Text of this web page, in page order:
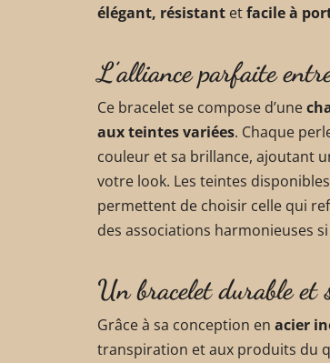
élégant, résistant etfacile à
L’alliance parfaite
Ce bracelet se compose d’une
aux teintes variées. Chaque
couleur et sa brillance, ajoutant
votre look. Les teintes
permettent de choisir celle qui
des associations harmonieuses
Un bracelet durable et
Grâce à sa conception en acier
transpiration et aux produits du